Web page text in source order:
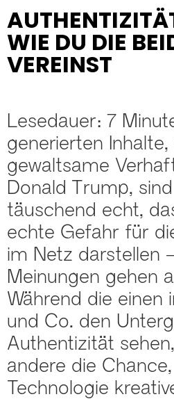
WIE DU DIE
VEREINST
Lesedauer: 7
generierten
gewaltsame
Donald Trump,
täuschend echt,
echte Gefahr für
im Netz darstellen
Meinungen gehen
Während die einen
und Co. den
Authentizität
andere die
Technologie